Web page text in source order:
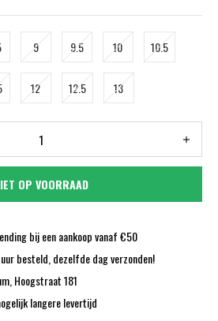
9 9.5 10 10.5
12 12.5 13
OP VOORRAAD
bij een aankoop vanaf €50
besteld, dezelfde dag verzonden!
Hoogstraat 181
langere levertijd